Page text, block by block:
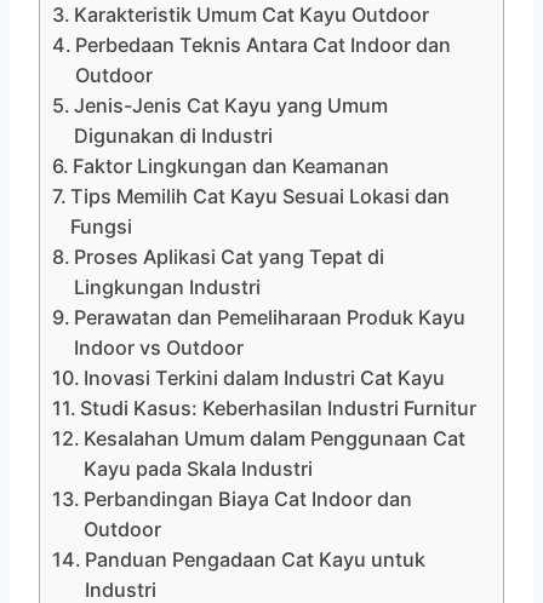
Karakteristik Umum Cat Kayu Outdoor
Perbedaan Teknis Antara Cat Indoor dan
Outdoor
Jenis-Jenis Cat Kayu yang Umum
Digunakan di Industri
Faktor Lingkungan dan Keamanan
Tips Memilih Cat Kayu Sesuai Lokasi dan
Fungsi
Proses Aplikasi Cat yang Tepat di
Lingkungan Industri
Perawatan dan Pemeliharaan Produk Kayu
Indoor vs Outdoor
Inovasi Terkini dalam Industri Cat Kayu
Studi Kasus: Keberhasilan Industri Furnitur
Kesalahan Umum dalam Penggunaan Cat
Kayu pada Skala Industri
Perbandingan Biaya Cat Indoor dan
Outdoor
Panduan Pengadaan Cat Kayu untuk
Industri